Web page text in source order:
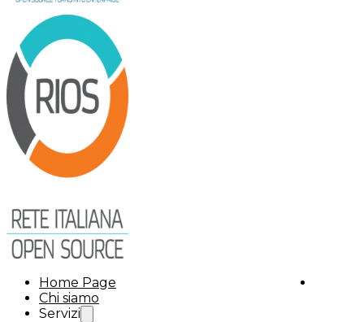
Home Page
Chi siamo
Servizi